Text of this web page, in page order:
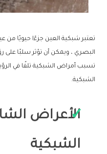
تعتبر شبكية العين جزءًا حيويًا
البصري ، ويمكن أن تؤثر سلبًا على
تسبب أمراض الشبكية تلفًا في
الشبكية.
الأعراض
الشبكية